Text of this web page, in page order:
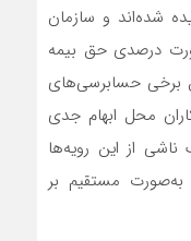
شده‌اند و سازمان
درصدی حق بیمه
برخی حسابرسی‌های
محل ابهام جدی
از این رویه‌ها
مستقیم بر